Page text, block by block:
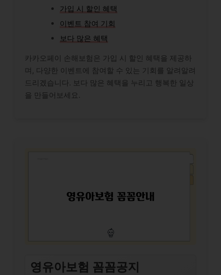
가입 시 할인 혜택
이벤트 참여 기회
보다 많은 혜택
카카오페이 손해보험은 가입 시 할인 혜택을 제공하
며, 다양한 이벤트에 참여할 수 있는 기회를 알려알려
드리겠습니다. 보다 많은 혜택을 누리고 행복한 일상
을 만들어보세요.
영유아보험 꼼꼼공지